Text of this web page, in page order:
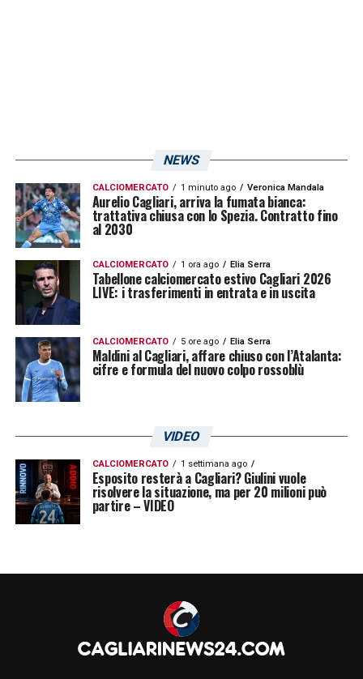
NEWS
CALCIOMERCATO 1 minuto ago Veronica Mandala
Aurelio Cagliari, arriva la fumata bianca:
trattativa chiusa con lo Spezia. Contratto fino
al 2030
CALCIOMERCATO 1 ora ago Elia Serra
Tabellone calciomercato estivo Cagliari 2026
LIVE: i trasferimenti in entrata e in uscita
CALCIOMERCATO 5 ore ago Elia Serra
Maldini al Cagliari, affare chiuso con l’Atalanta:
cifre e formula del nuovo colpo rossoblù
VIDEO
CALCIOMERCATO 1 settimana ago
Esposito resterà a Cagliari? Giulini vuole
risolvere la situazione, ma per 20 milioni può
partire – VIDEO